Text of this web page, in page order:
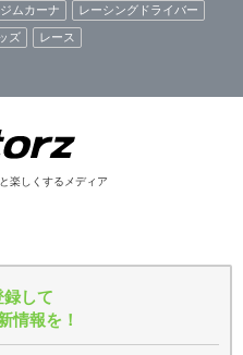
ジムカーナ
レーシングドライバー
ズ レース
楽しくするメディア
して
情報を！